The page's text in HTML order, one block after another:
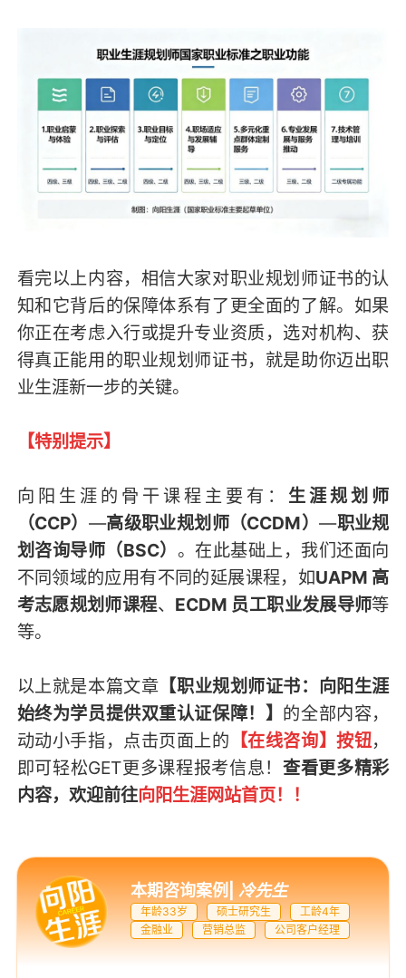
看完以上内容，相信大家对职业规划师证书的认
知和它背后的保障体系有了更全面的了解。如果
你正在考虑入行或提升专业资质，选对机构、获
得真正能用的职业规划师证书，就是助你迈出职
业生涯新一步的关键。
【特别提示】
向阳生涯的骨干课程主要有： 生涯规划师
（CCP） —高级职业规划师（CCDM）—职业规
划咨询导师（BSC） 。在此基础上，我们还面向
不同领域的应用有不同的延展课程，如UAPM 高
考志愿规划师课程、 ECDM 员工职业发展导师等
等。
以上就是本篇文章 【职业规划师证书：向阳生涯
始终为学员提供双重认证保障！】 的全部内容，
动动小手指，点击页面上的 【在线咨询】按钮，
即可轻松GET更多课程报考信息！查看更多精彩
内容，欢迎前往向阳生涯网站首页！！
本期咨询案例|冷先生
年龄33岁 硕士研究生
工龄4年
金融业
营销总监 公司客户经理